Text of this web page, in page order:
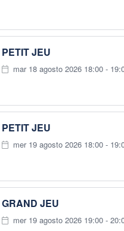
PETIT JEU
mar 18 agosto 2026 18:00 -
PETIT JEU
mer 19 agosto 2026 18:00 -
GRAND JEU
mer 19 agosto 2026 19:00 -